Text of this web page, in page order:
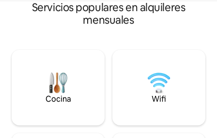
Servicios populares en alquileres
mensuales
Cocina Wifi